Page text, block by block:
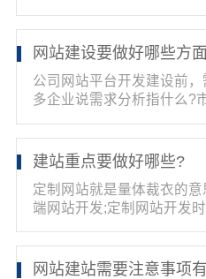
网站建设要做好哪些方
公司网站平台开发建设前
多企业说需求分析指什么?
建站重点要做好哪些?
定制网站就是量体裁衣的
端网站开发;定制网站开发
网站建站需要注意事项有